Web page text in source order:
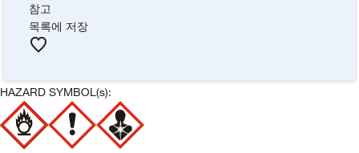
참고
목록에 저장
HAZARD SYMBOL(s):